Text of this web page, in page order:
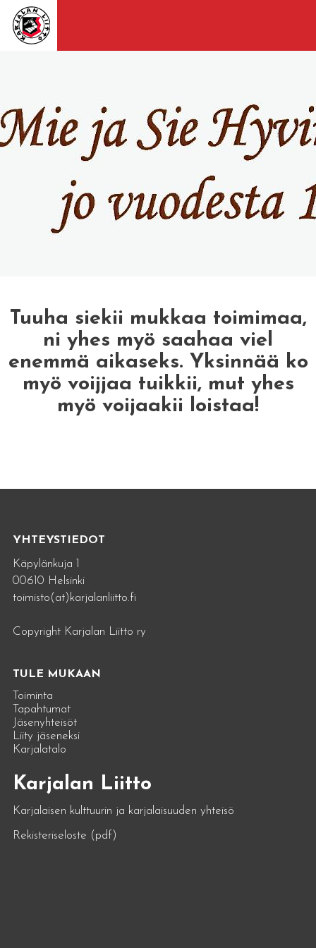
Tuuha siekii mukkaa toimimaa,
ni yhes myö saahaa viel
enemmä aikaseks. Yksinnää ko
myö voijjaa tuikkii, mut yhes
myö voijaakii loistaa!
YHTEYSTIEDOT
Käpylänkuja 1
00610 Helsinki
toimisto(at)karjalanliitto.fi
Copyright Karjalan Liitto ry
TULE MUKAAN
Toiminta
Tapahtumat
Jäsenyhteisöt
Liity jäseneksi
Karjalatalo
Karjalan Liitto
Karjalaisen kulttuurin ja karjalaisuuden yhteisö
Rekisteriseloste (pdf)